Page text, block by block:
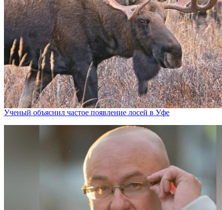
Ученый объяснил частое появление лосей в Уфе